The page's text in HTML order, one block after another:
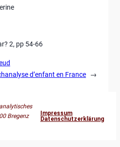
2, pp 54-66
d’enfant en France
→
Bregenz
Impressum
Datenschutzerklärung